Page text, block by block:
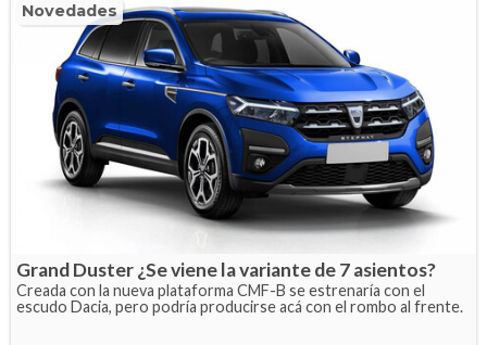
Novedades
Grand Duster ¿Se viene la variante de 7 asientos?
Creada con la nueva plataforma CMF-B se estrenaría con el
escudo Dacia, pero podría producirse acá con el rombo al frente.